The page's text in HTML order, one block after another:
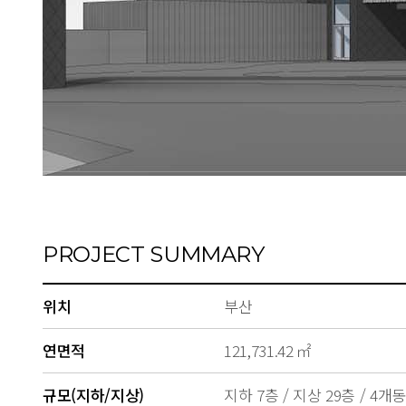
PROJECT SUMMARY
위치
부산
연면적
121,731.42 ㎡
규모(지하/지상)
지하 7층 / 지상 29층 / 4개동